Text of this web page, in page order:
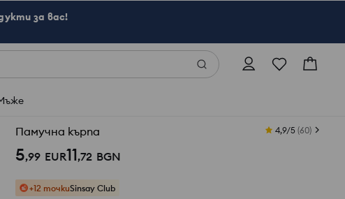
за вас!
Памучна кърпа 4,9/5 (60)
5,99 EUR11,72 BGN
+12 точкиSinsay Club